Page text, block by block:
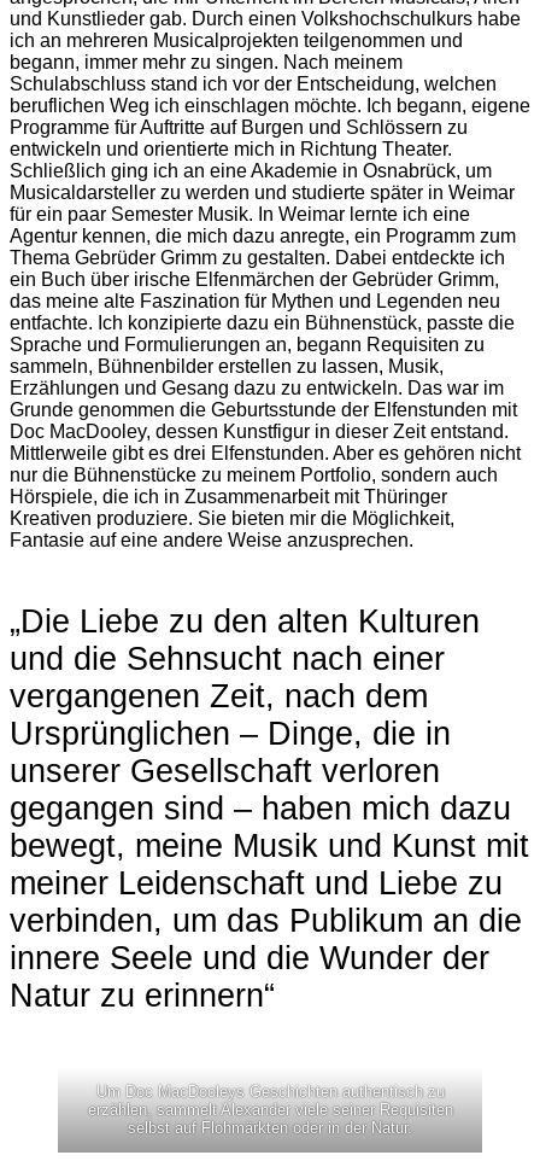
und Kunstlieder gab. Durch einen Volkshochschulkurs habe
ich an mehreren Musicalprojekten teilgenommen und
begann, immer mehr zu singen. Nach meinem
Schulabschluss stand ich vor der Entscheidung, welchen
beruflichen Weg ich einschlagen möchte. Ich begann, eigene
Programme für Auftritte auf Burgen und Schlössern zu
entwickeln und orientierte mich in Richtung Theater.
Schließlich ging ich an eine Akademie in Osnabrück, um
Musicaldarsteller zu werden und studierte später in Weimar
für ein paar Semester Musik. In Weimar lernte ich eine
Agentur kennen, die mich dazu anregte, ein Programm zum
Thema Gebrüder Grimm zu gestalten. Dabei entdeckte ich
ein Buch über irische Elfenmärchen der Gebrüder Grimm,
das meine alte Faszination für Mythen und Legenden neu
entfachte. Ich konzipierte dazu ein Bühnenstück, passte die
Sprache und Formulierungen an, begann Requisiten zu
sammeln, Bühnenbilder erstellen zu lassen, Musik,
Erzählungen und Gesang dazu zu entwickeln. Das war im
Grunde genommen die Geburtsstunde der Elfenstunden mit
Doc MacDooley, dessen Kunstfigur in dieser Zeit entstand.
Mittlerweile gibt es drei Elfenstunden. Aber es gehören nicht
nur die Bühnenstücke zu meinem Portfolio, sondern auch
Hörspiele, die ich in Zusammenarbeit mit Thüringer
Kreativen produziere. Sie bieten mir die Möglichkeit,
Fantasie auf eine andere Weise anzusprechen.
„Die Liebe zu den alten Kulturen
und die Sehnsucht nach einer
vergangenen Zeit, nach dem
Ursprünglichen – Dinge, die in
unserer Gesellschaft verloren
gegangen sind – haben mich dazu
bewegt, meine Musik und Kunst mit
meiner Leidenschaft und Liebe zu
verbinden, um das Publikum an die
innere Seele und die Wunder der
Natur zu erinnern“
Um Doc MacDooleys Geschichten authentisch zu
erzählen, sammelt Alexander viele seiner Requisiten
selbst auf Flohmärkten oder in der Natur.